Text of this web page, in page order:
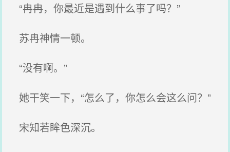
“冉冉，你最近是遇到什么事了吗？”
苏冉神情一顿。
“没有啊。”
她干笑一下，“怎么了，你怎么会这么问？”
宋知若眸色深沉。